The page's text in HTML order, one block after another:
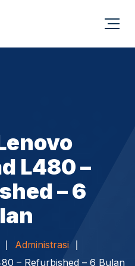
L480 –
– 6
Administrasi
– Refurbished – 6 Bulan